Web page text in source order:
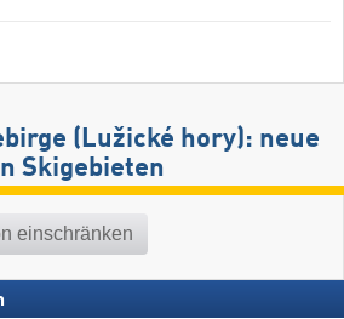
(Lužické hory): neue
Skigebieten
einschränken